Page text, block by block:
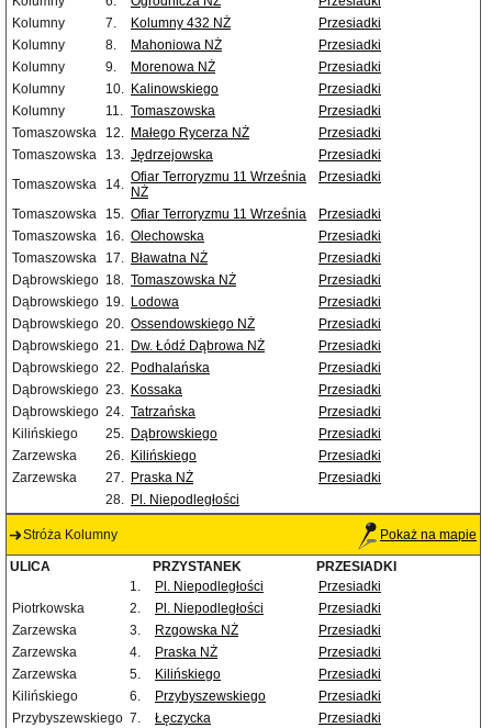
Kolumny
7. Kolumny 432 NŻ
Przesiadki
Kolumny
8. Mahoniowa NŻ
Przesiadki
Kolumny
9. Morenowa NŻ
Przesiadki
Kolumny
10. Kalinowskiego
Przesiadki
Kolumny
11. Tomaszowska
Przesiadki
Tomaszowska
12. Małego Rycerza NŻ
Przesiadki
Tomaszowska
13. Jędrzejowska
Przesiadki
Tomaszowska
14. Ofiar Terroryzmu 11 Września
NŻ
Przesiadki
Tomaszowska 15. Ofiar Terroryzmu 11 Września
Przesiadki
Tomaszowska
16. Olechowska
Przesiadki
Tomaszowska
17. Bławatna NŻ
Przesiadki
Dąbrowskiego 18. Tomaszowska NŻ
Przesiadki
Dąbrowskiego 19. Lodowa
Przesiadki
Dąbrowskiego 20. Ossendowskiego NŻ
Przesiadki
Dąbrowskiego 21. Dw. Łódź Dąbrowa NŻ
Przesiadki
Dąbrowskiego 22. Podhalańska
Przesiadki
Dąbrowskiego 23. Kossaka
Przesiadki
Dąbrowskiego 24. Tatrzańska
Przesiadki
Kilińskiego
25. Dąbrowskiego
Przesiadki
Zarzewska
26. Kilińskiego
Przesiadki
Zarzewska
27. Praska NŻ
Przesiadki
28. Pl. Niepodległości
Stróża Kolumny Pokaż na mapie
ULICA PRZYSTANEK
PRZESIADKI
1.
Pl. Niepodległości
Przesiadki
Piotrkowska
2. Pl. Niepodległości
Przesiadki
Zarzewska
3. Rzgowska NŻ
Przesiadki
Zarzewska
4. Praska NŻ
Przesiadki
Zarzewska
5. Kilińskiego
Przesiadki
Kilińskiego
6. Przybyszewskiego
Przesiadki
Przybyszewskiego 7. Łęczycka
Przesiadki